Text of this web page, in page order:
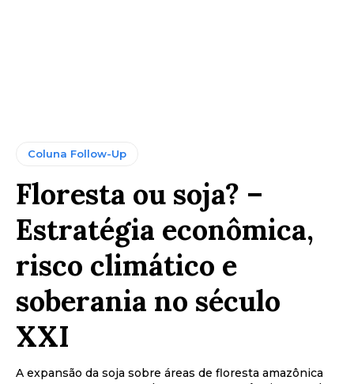
Coluna Follow-Up
Floresta ou soja? –
Estratégia econômica,
risco climático e
soberania no século
XXI
A expansão da soja sobre áreas de floresta amazônica